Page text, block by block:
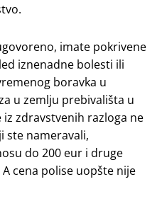
imate pokrivene
iznenadne bolesti ili
boravka u
u zemlju prebivališta u
iz zdravstvenih razloga ne
ste nameravali,
do 200 eur i druge
cena polise uopšte nije